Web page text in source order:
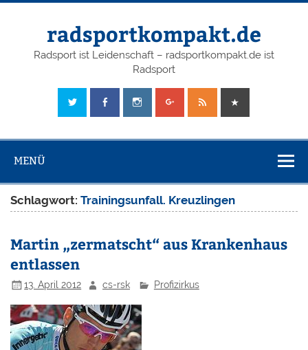
radsportkompakt.de
Radsport ist Leidenschaft – radsportkompakt.de ist
Radsport
MENÜ
Schlagwort:Trainingsunfall. Kreuzlingen
Martin „zermatscht“ aus Krankenhaus
entlassen
13. April 2012 cs-rsk Profizirkus